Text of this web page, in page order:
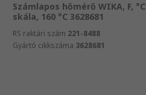
Számlapos hőmérő WIKA, F, °C
skála, 160 °C 3628681
RS raktári szám 221-8488
Gyártó cikkszáma 3628681